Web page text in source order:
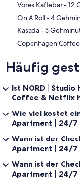
‪Vores
‪On A Roll - ‬4
‪Kasada - ‬5
Häufig
Ist NORD | Studio
Coffee & Netflix
Wie viel kostet
Apartment | 24/7
Wann ist der
Apartment | 24/7
Wann ist der
Apartment | 24/7